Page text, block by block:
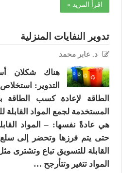
اقرأ المزيد »
تدوير النفايات المنزلية
د. عابر محمد
هناك شكلان
التدوير:
الطاقة لإعادة كسب
المستخدمة لجمع المواد القابلة
هي عادةً نفسها: – المواد
حتى يتم فرزها وتحضر إلى سلع
القابلة للتسويق تباع وتشترى
المواد تتغير وتتأرجح …